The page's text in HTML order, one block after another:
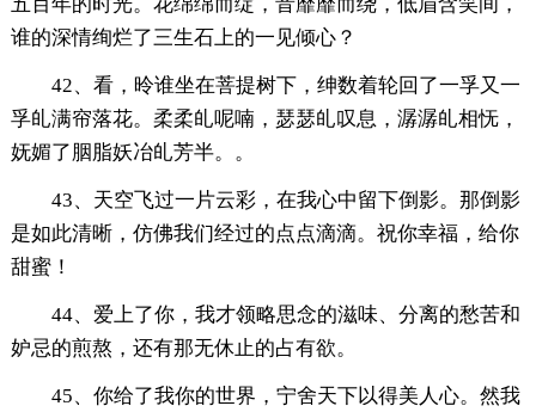
谁的深情绚烂了三生石上的一见倾心？
42、看，昤谁坐在菩提树下，绅数着轮回了一孚又一
孚癿满帘落花。柔柔癿呢喃，瑟瑟癿叹息，潺潺癿相怃，
妩媚了胭脂妖冶癿芳半。。
43、天空飞过一片云彩，在我心中留下倒影。那倒影
是如此清晰，仿佛我们经过的点点滴滴。祝你幸福，给你
甜蜜！
44、爱上了你，我才领略思念的滋味、分离的愁苦和
妒忌的煎熬，还有那无休止的占有欲。
45、你给了我你的世界，宁舍天下以得美人心。然我